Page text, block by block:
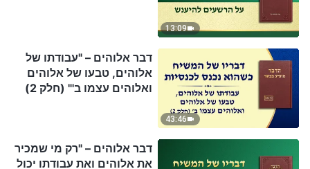
13:09
43:46
דבר אלוהים – "עבודתו של
אלוהים, טבעו של אלוהים
ואלוהים עצמו ב'" (חלק 2)
דבר אלוהים – "רק מי שמכיר
את אלוהים ואת עבודתו יכול